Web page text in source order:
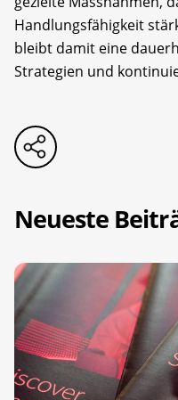
Handlungsfähigkeit
bleibt damit eine
Strategien und
Neueste